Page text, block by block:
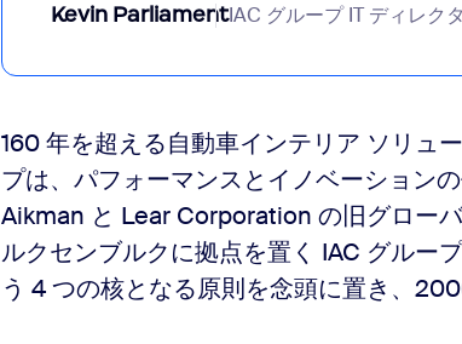
Kevin ParliamentIAC グループ IT ディレク
160 年を超える自動車インテリア ソリュ
プは、パフォーマンスとイノベーション
Aikman と Lear Corporation の旧グロー
ルクセンブルクに拠点を置く IAC グルー
う 4 つの核となる原則を念頭に置き、